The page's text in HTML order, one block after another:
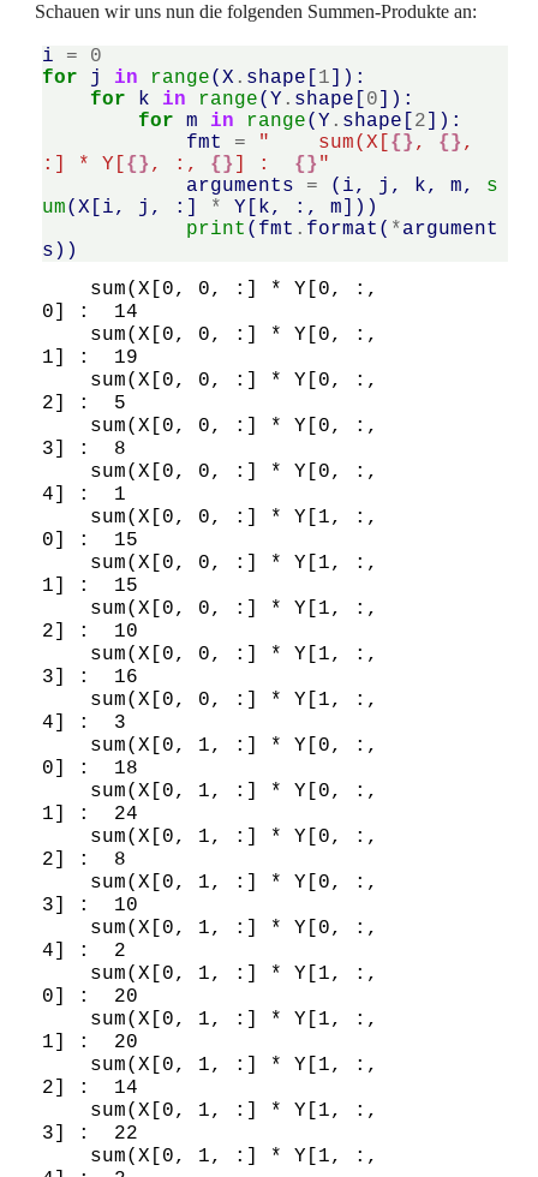
Schauen wir uns nun die folgenden Summen-Produkte an:
i =
0
for
j in range(X . shape 1 ]):
for
k in range( Y . shape 0 ]):
for
m in range( Y . shape 2 ]):
fmt
= "    sum(X[ {} , {} ,
:] * Y[ {} , :, {} ] : {} "
arguments
= ( i, j , k, m,
s
um(X i, j , :] * Y k, :, m ]))
print ( fmt . format ( * argument
s ))
0] :  14
1] :  19
2] :  5
3] :  8
4] :  1
0] :  15
1] :  15
2] :  10
3] :  16
4] :  3
0] :  18
1] :  24
2] :  8
3] :  10
4] :  2
0] :  20
1] :  20
2] :  14
3] :  22